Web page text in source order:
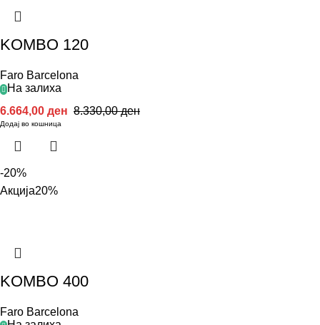
KOMBO 120
Faro Barcelona
На залиха
8.330,00ден
6.664,00 ден
Додај во кошница
-20%
Акција20%
KOMBO 400
Faro Barcelona